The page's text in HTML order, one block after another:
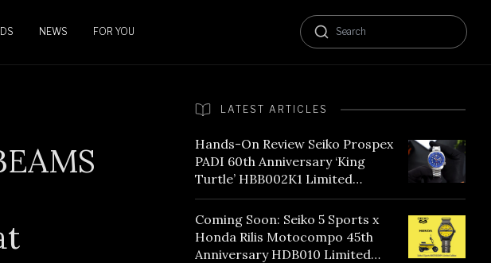
NEWS FOR YOU
LATEST ARTICLES
Hands-On Review Seiko Prospex
PADI 60th Anniversary ‘King
Turtle’ HBB002K1 Limited
Edition
Coming Soon: Seiko 5 Sports x
Honda Rilis Motocompo 45th
Anniversary HDB010 Limited